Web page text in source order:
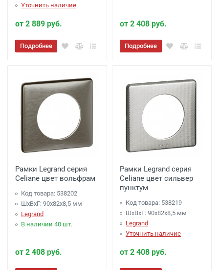
Уточнить наличие
от 2 889 руб.
Подробнее
от 2 408 руб.
Подробнее
Рамки Legrand серия
Celiane цвет вольфрам
Код товара: 538202
ШхВхГ: 90x82x8,5 мм
Legrand
В наличии 40 шт.
от 2 408 руб.
Рамки Legrand серия
Celiane цвет сильвер
пунктум
Код товара: 538219
ШхВхГ: 90x82x8,5 мм
Legrand
Уточнить наличие
от 2 408 руб.